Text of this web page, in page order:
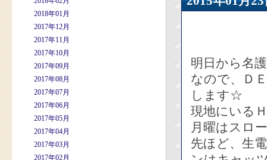
2018年01月
2017年12月
2017年11月
2017年10月
2017年09月
2017年08月
2017年07月
2017年06月
2017年05月
2017年04月
2017年03月
2017年02月
明日から名
なので、Ｄ
します☆
現地にいる
月曜はスロ
先ほど、生